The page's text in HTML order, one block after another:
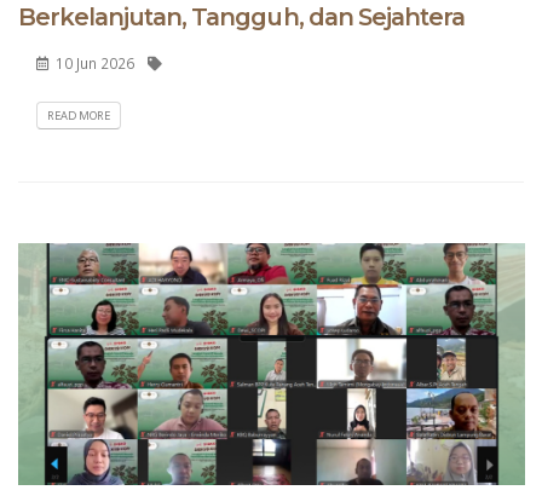
Berkelanjutan, Tangguh, dan Sejahtera
10 Jun 2026
READ MORE